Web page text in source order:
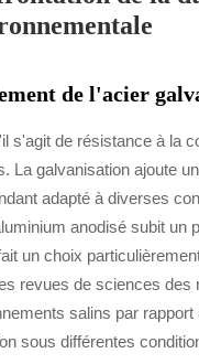
de l'acier
s'agit de résistance à la
La galvanisation ajoute
adapté à diverses
anodisé subit un
un choix
revues de sciences des
salins par
sous différentes